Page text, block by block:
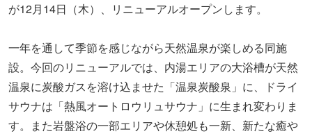
が12月14日（木）、リニューアルオープンします。
一年を通して季節を感じながら天然温泉が楽しめる同施
設。今回のリニューアルでは、内湯エリアの大浴槽が天然
温泉に炭酸ガスを溶け込ませた「温泉炭酸泉」に、ドライ
サウナは「熱風オートロウリュサウナ」に生まれ変わりま
す。また岩盤浴の一部エリアや休憩処も一新、新たな癒や